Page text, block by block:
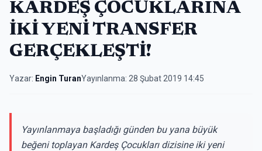
KARDEŞ ÇOCUKLARINA
İKİ YENİ TRANSFER
GERÇEKLEŞTİ!
Yazar: Engin TuranYayınlanma: 28 Şubat 2019 14:45
Yayınlanmaya başladığı günden bu yana büyük
beğeni toplayan Kardeş Çocukları dizisine iki yeni